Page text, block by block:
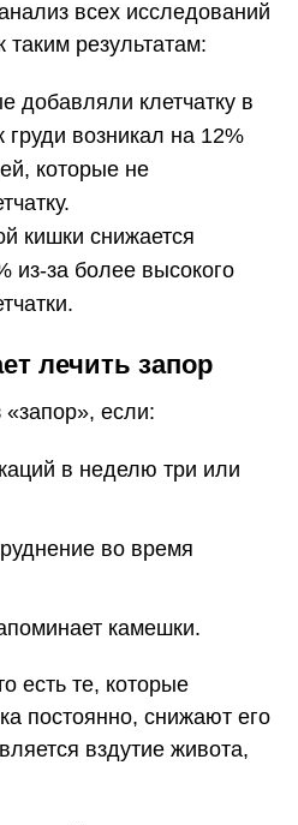
всех исследований
результатам:
добавляли клетчатку в
груди возникал на 12%
которые не
кишки снижается
из-за более высокого
лечить запор
«запор», если:
в неделю три или
во время
камешки.
есть те, которые
постоянно, снижают его
вздутие живота,